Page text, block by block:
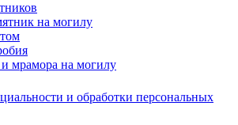
на могилу
мрамора на могилу
и обработки персональных